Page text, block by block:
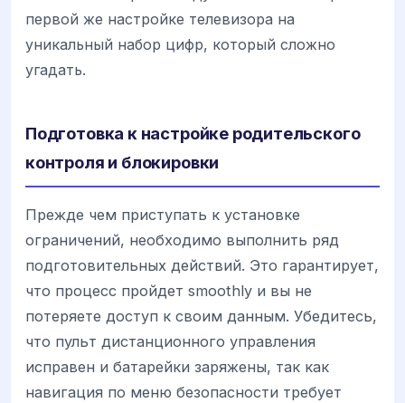
первой же настройке телевизора на
уникальный набор цифр, который сложно
угадать.
Подготовка к настройке родительского
контроля и блокировки
Прежде чем приступать к установке
ограничений, необходимо выполнить ряд
подготовительных действий. Это гарантирует,
что процесс пройдет smoothly и вы не
потеряете доступ к своим данным. Убедитесь,
что пульт дистанционного управления
исправен и батарейки заряжены, так как
навигация по меню безопасности требует